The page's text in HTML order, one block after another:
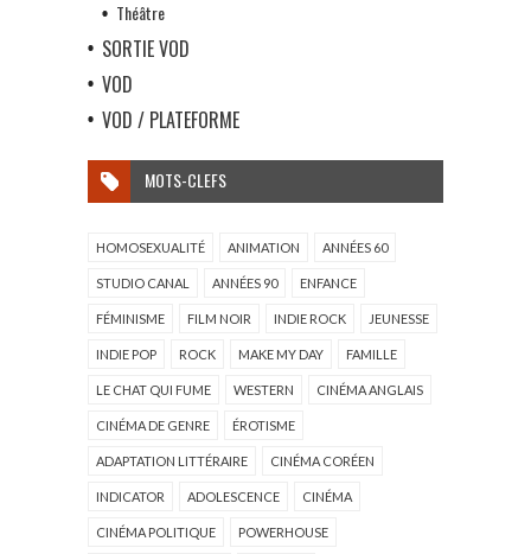
Théâtre
SORTIE VOD
VOD
VOD / PLATEFORME
MOTS-CLEFS
HOMOSEXUALITÉ ANIMATION ANNÉES 60
STUDIO CANAL ANNÉES 90 ENFANCE
FÉMINISME FILM NOIR INDIE ROCK JEUNESSE
INDIE POP ROCK MAKE MY DAY FAMILLE
LE CHAT QUI FUME WESTERN CINÉMA ANGLAIS
CINÉMA DE GENRE ÉROTISME
ADAPTATION LITTÉRAIRE CINÉMA CORÉEN
INDICATOR ADOLESCENCE CINÉMA
CINÉMA POLITIQUE POWERHOUSE